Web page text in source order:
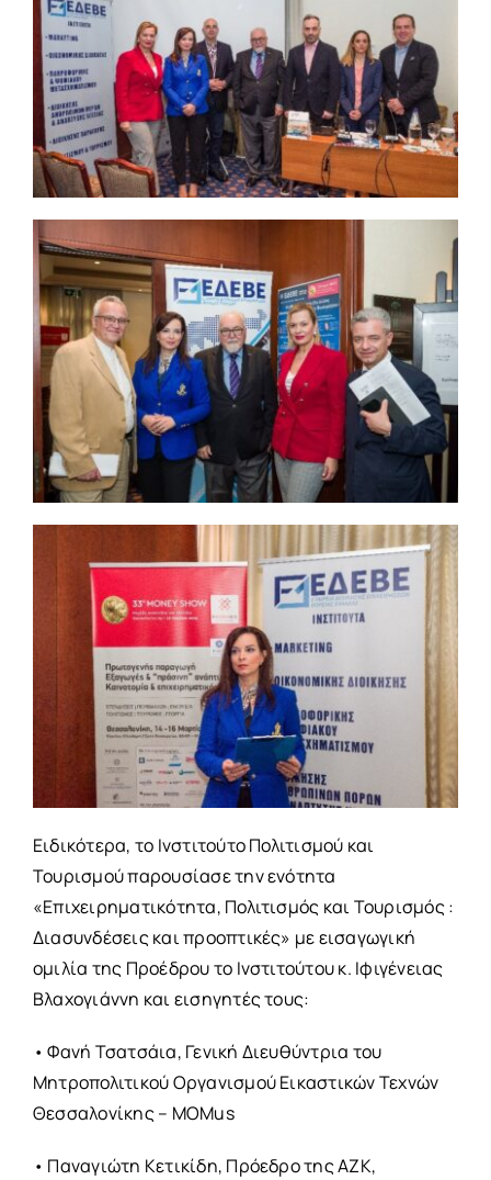
Ειδικότερα, το Ινστιτούτο Πολιτισμού και
Τουρισμού παρουσίασε την ενότητα
«Επιχειρηματικότητα, Πολιτισμός και Τουρισμός :
Διασυνδέσεις και προοπτικές» με εισαγωγική
ομιλία της Προέδρου το Ινστιτούτου κ. Ιφιγένειας
Βλαχογιάννη και εισηγητές τους:
• Φανή Τσατσάια, Γενική Διευθύντρια του
Μητροπολιτικού Οργανισμού Εικαστικών Τεχνών
Θεσσαλονίκης – MOMus
• Παναγιώτη Κετικίδη, Πρόεδρο της ΑΖΚ,